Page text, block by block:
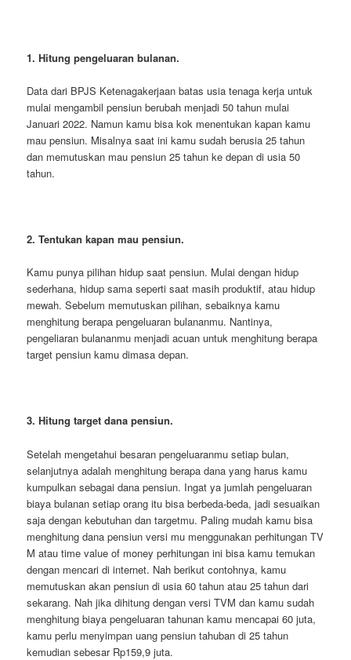
1. Hitung pengeluaran bulanan.
Data dari BPJS Ketenagakerjaan batas usia tenaga kerja untuk
mulai mengambil pensiun berubah menjadi 50 tahun mulai
Januari 2022. Namun kamu bisa kok menentukan kapan kamu
mau pensiun. Misalnya saat ini kamu sudah berusia 25 tahun
dan memutuskan mau pensiun 25 tahun ke depan di usia 50
tahun.
2. Tentukan kapan mau pensiun.
Kamu punya pilihan hidup saat pensiun. Mulai dengan hidup
sederhana, hidup sama seperti saat masih produktif, atau hidup
mewah. Sebelum memutuskan pilihan, sebaiknya kamu
menghitung berapa pengeluaran bulananmu. Nantinya,
pengeliaran bulananmu menjadi acuan untuk menghitung berapa
target pensiun kamu dimasa depan.
3. Hitung target dana pensiun.
Setelah mengetahui besaran pengeluaranmu setiap bulan,
selanjutnya adalah menghitung berapa dana yang harus kamu
kumpulkan sebagai dana pensiun. Ingat ya jumlah pengeluaran
biaya bulanan setiap orang itu bisa berbeda-beda, jadi sesuaikan
saja dengan kebutuhan dan targetmu. Paling mudah kamu bisa
menghitung dana pensiun versi mu menggunakan perhitungan TV
M atau time value of money perhitungan ini bisa kamu temukan
dengan mencari di internet. Nah berikut contohnya, kamu
memutuskan akan pensiun di usia 60 tahun atau 25 tahun dari
sekarang. Nah jika dihitung dengan versi TVM dan kamu sudah
menghitung biaya pengeluaran tahunan kamu mencapai 60 juta,
kamu perlu menyimpan uang pensiun tahuban di 25 tahun
kemudian sebesar Rp159,9 juta.